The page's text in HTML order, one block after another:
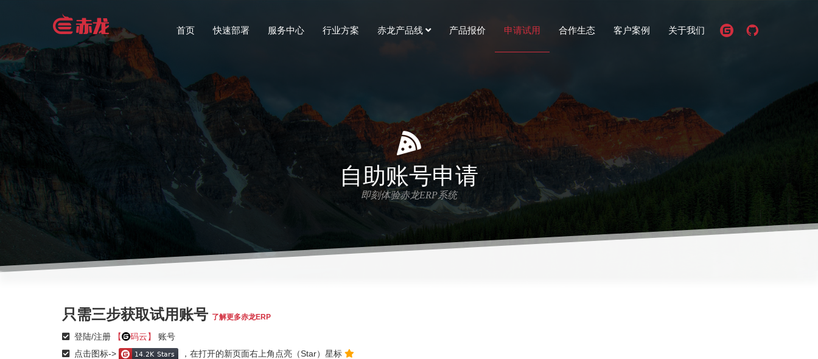
首页 快速部署 服务中心 行业方案 赤龙产品线 产品报价 申请试用 合作生态 客户案例 关于我们
自助账号申请
即刻体验赤龙ERP系统
只需三步获取试用账号 了解更多赤龙ERP
登陆/注册 【 码云】 账号
点击图标->
，在打开的新页面右上角点亮（Star）星标